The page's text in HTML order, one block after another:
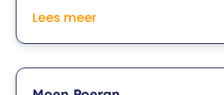
hij al mee met de editors. Als tiener
televisieproducties voor de NPO. Nu
maakt hij met z’n eigen bedrijf
Lees meer